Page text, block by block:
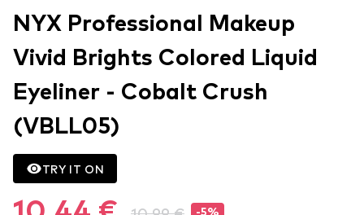
NYX Professional Makeup
Vivid Brights Colored Liquid
Eyeliner - Cobalt Crush
(VBLL05)
TRY IT ON
-5%